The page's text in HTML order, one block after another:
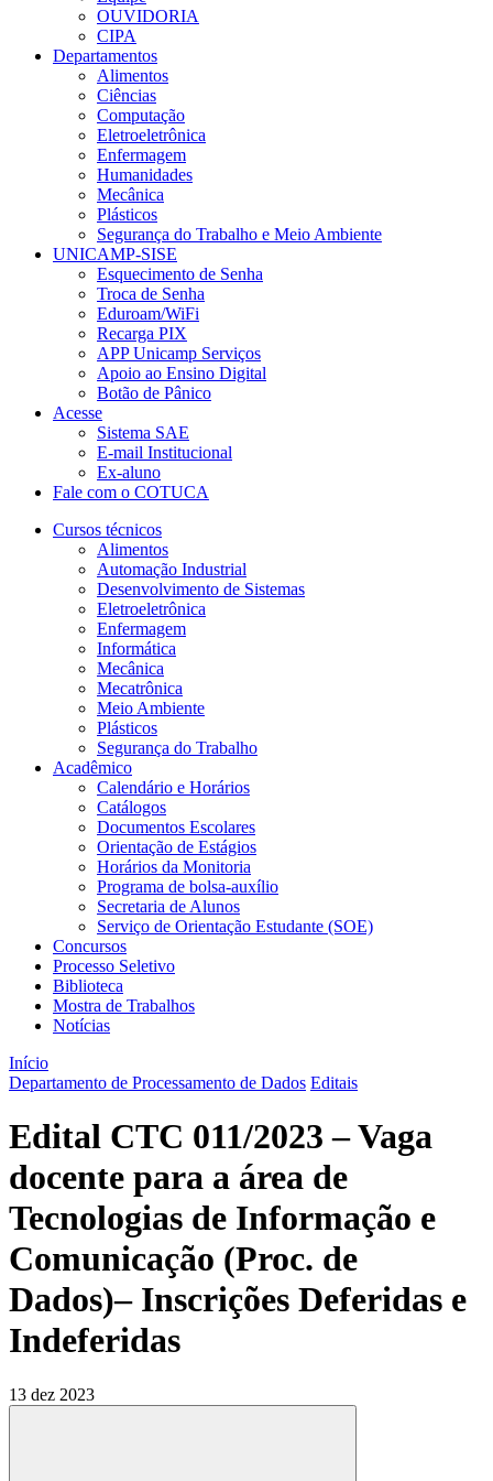
OUVIDORIA
CIPA
Departamentos
Alimentos
Ciências
Computação
Eletroeletrônica
Enfermagem
Humanidades
Mecânica
Plásticos
Segurança do Trabalho e Meio Ambiente
UNICAMP-SISE
Esquecimento de Senha
Troca de Senha
Eduroam/WiFi
Recarga PIX
APP Unicamp Serviços
Apoio ao Ensino Digital
Botão de Pânico
Acesse
Sistema SAE
E-mail Institucional
Ex-aluno
Fale com o COTUCA
Cursos técnicos
Alimentos
Automação Industrial
Desenvolvimento de Sistemas
Eletroeletrônica
Enfermagem
Informática
Mecânica
Mecatrônica
Meio Ambiente
Plásticos
Segurança do Trabalho
Acadêmico
Calendário e Horários
Catálogos
Documentos Escolares
Orientação de Estágios
Horários da Monitoria
Programa de bolsa-auxílio
Secretaria de Alunos
Serviço de Orientação Estudante (SOE)
Concursos
Processo Seletivo
Biblioteca
Mostra de Trabalhos
Notícias
Início
Departamento de Processamento de Dados Editais
Edital CTC 011/2023 – Vaga
docente para a área de
Tecnologias de Informação e
Comunicação (Proc. de
Dados)– Inscrições Deferidas e
Indeferidas
13 dez 2023